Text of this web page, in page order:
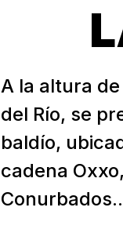
A la altura
del Río, se
baldío,
cadena